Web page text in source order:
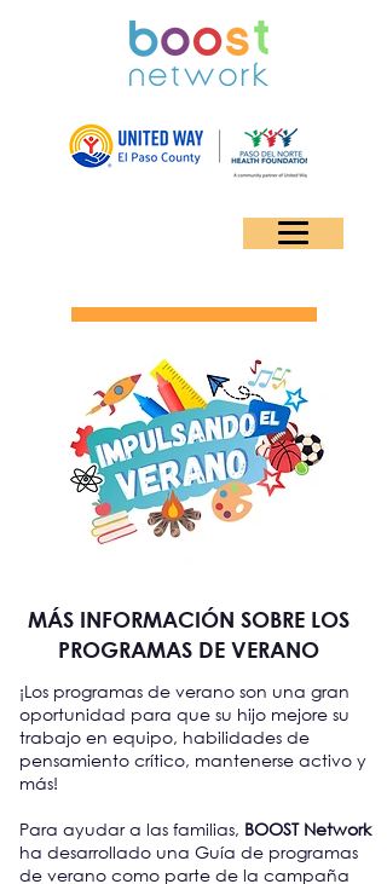
MÁS INFORMACIÓN SOBRE LOS
PROGRAMAS DE VERANO
¡Los programas de verano son una gran
oportunidad para que su hijo mejore su
trabajo en equipo, habilidades de
pensamiento crítico, mantenerse activo y
más!
Para ayudar a las familias, BOOST Network
ha desarrollado una Guía de programas
de verano como parte de la campaña